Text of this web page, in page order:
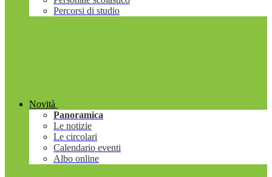
Percorsi di studio
Novità
Panoramica
Le notizie
Le circolari
Calendario eventi
Albo online